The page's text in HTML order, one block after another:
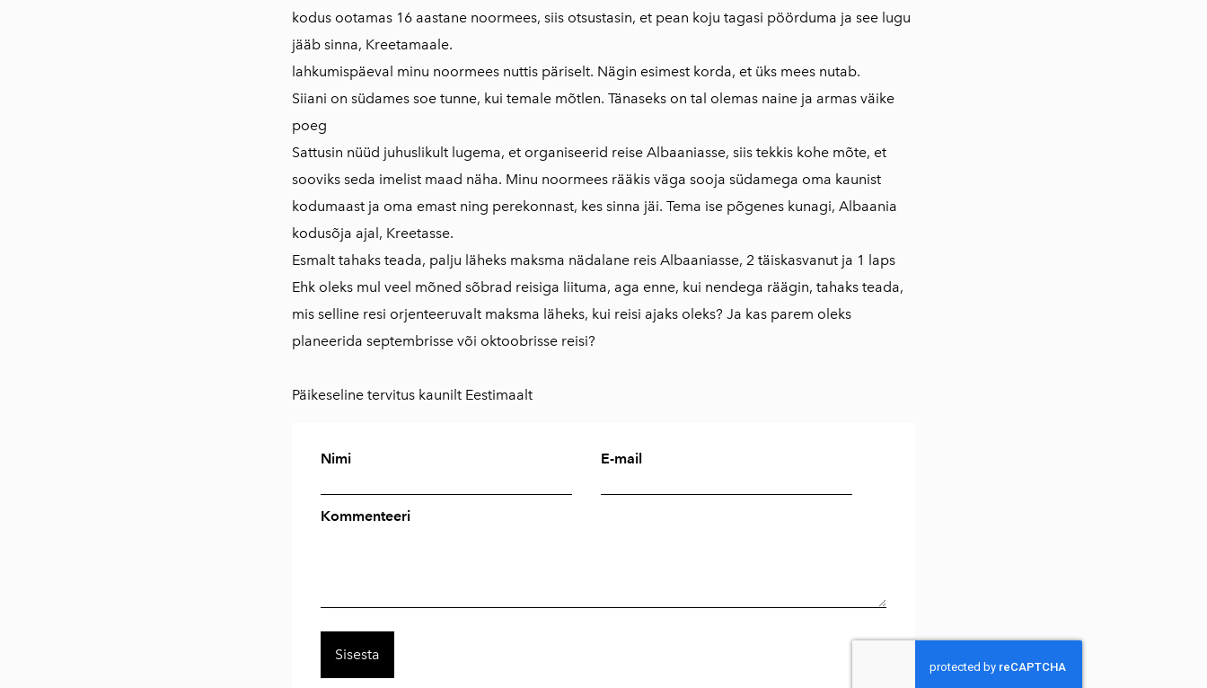
kodus ootamas 16 aastane noormees, siis otsustasin, et pean koju tagasi pöörduma ja see lugu
jääb sinna, Kreetamaale.
lahkumispäeval minu noormees nuttis päriselt. Nägin esimest korda, et üks mees nutab.
Siiani on südames soe tunne, kui temale mõtlen. Tänaseks on tal olemas naine ja armas väike
poeg
Sattusin nüüd juhuslikult lugema, et organiseerid reise Albaaniasse, siis tekkis kohe mõte, et
sooviks seda imelist maad näha. Minu noormees rääkis väga sooja südamega oma kaunist
kodumaast ja oma emast ning perekonnast, kes sinna jäi. Tema ise põgenes kunagi, Albaania
kodusõja ajal, Kreetasse.
Esmalt tahaks teada, palju läheks maksma nädalane reis Albaaniasse, 2 täiskasvanut ja 1 laps
Ehk oleks mul veel mõned sõbrad reisiga liituma, aga enne, kui nendega räägin, tahaks teada,
mis selline resi orjenteeruvalt maksma läheks, kui reisi ajaks oleks? Ja kas parem oleks
planeerida septembrisse või oktoobrisse reisi?
Päikeseline tervitus kaunilt Eestimaalt
Nimi E-mail
Kommenteeri